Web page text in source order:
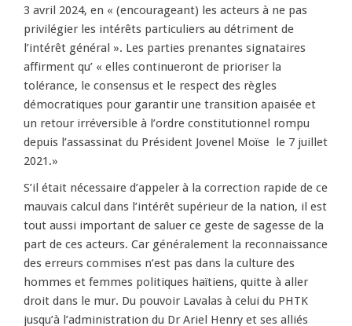
3 avril 2024, en « (encourageant) les acteurs à ne pas
privilégier les intérêts particuliers au détriment de
l’intérêt général ». Les parties prenantes signataires
affirment qu’ « elles continueront de prioriser la
tolérance, le consensus et le respect des règles
démocratiques pour garantir une transition apaisée et
un retour irréversible à l’ordre constitutionnel rompu
depuis l’assassinat du Président Jovenel Moïse le 7 juillet
2021.»
S’il était nécessaire d’appeler à la correction rapide de ce
mauvais calcul dans l’intérêt supérieur de la nation, il est
tout aussi important de saluer ce geste de sagesse de la
part de ces acteurs. Car généralement la reconnaissance
des erreurs commises n’est pas dans la culture des
hommes et femmes politiques haïtiens, quitte à aller
droit dans le mur. Du pouvoir Lavalas à celui du PHTK
jusqu’à l’administration du Dr Ariel Henry et ses alliés